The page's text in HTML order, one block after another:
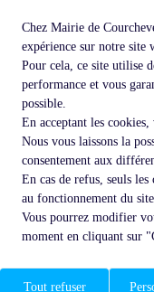
Chez Mairie de
expérience sur notre site
Pour cela, ce site utilise
performance et vous
possible.
En acceptant les
Nous vous laissons la
consentement aux
En cas de refus, seuls les
au fonctionnement du
Vous pourrez modifier
moment en cliquant sur
Tout refuser
Mairie de Courchevel
228, rue de la mairie
Saint-Bon
73120 COURCHEVEL
Téléphone : 04 79 08 48
Contacter par mail
Mentions légales
Revenir en haut de page